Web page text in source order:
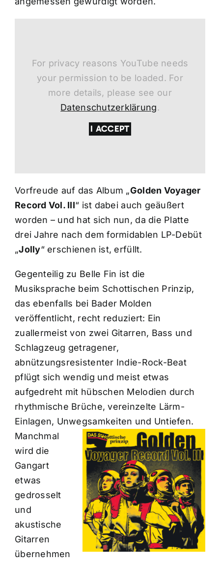
For privacy reasons YouTube needs
your permission to be loaded. For
more details, please see our
Datenschutzerklärung.
I ACCEPT
Vorfreude auf das Album „Golden Voyager
Record Vol. III“ ist dabei auch geäußert
worden – und hat sich nun, da die Platte
drei Jahre nach dem formidablen LP-Debüt
„Jolly“ erschienen ist, erfüllt.
Gegenteilig zu Belle Fin ist die
Musiksprache beim Schottischen Prinzip,
das ebenfalls bei Bader Molden
veröffentlicht, recht reduziert: Ein
zuallermeist von zwei Gitarren, Bass und
Schlagzeug getragener,
abnützungsresistenter Indie-Rock-Beat
pflügt sich wendig und meist etwas
aufgedreht mit hübschen Melodien durch
rhythmische Brüche, vereinzelte Lärm-
Einlagen, Unwegsamkeiten und Untiefen.
Manchmal
wird die
Gangart
etwas
gedrosselt
und
akustische
Gitarren
übernehmen